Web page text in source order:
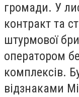
громади. У
контракт та
штурмової
оператором
комплексів.
відзнаками